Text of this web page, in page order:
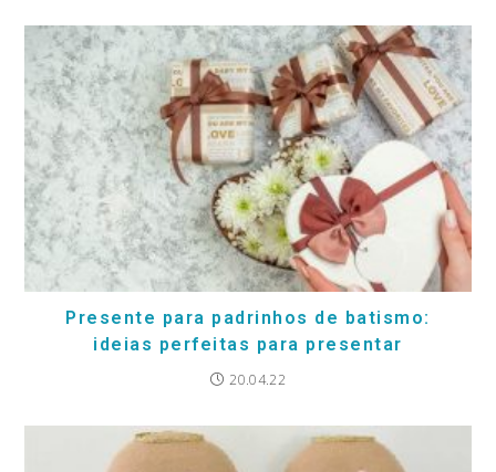
Presente para padrinhos de batismo:
ideias perfeitas para presentar
20.04.22